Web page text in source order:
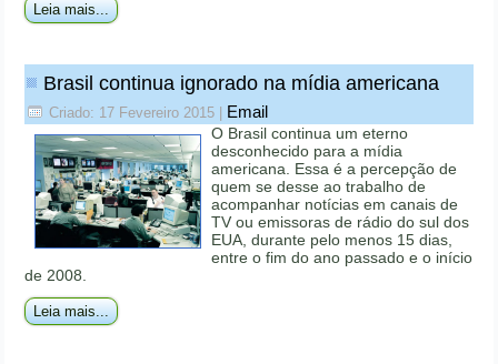
Leia mais...
Brasil continua ignorado na mídia americana
Criado: 17 Fevereiro 2015 Email
O Brasil continua um eterno
desconhecido para a mídia
americana. Essa é a percepção de
quem se desse ao trabalho de
acompanhar notícias em canais de
TV ou emissoras de rádio do sul dos
EUA, durante pelo menos 15 dias,
entre o fim do ano passado e o início
de 2008.
Leia mais...